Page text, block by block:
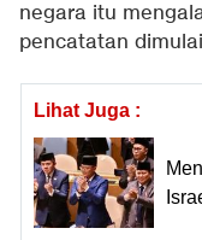
negara itu
pencatatan
Lihat Juga :